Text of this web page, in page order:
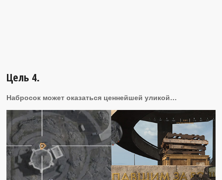
Цель 4.
Набросок может оказаться ценнейшей уликой…